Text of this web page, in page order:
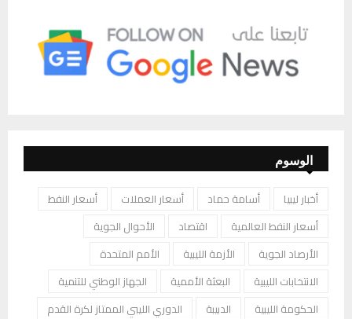
الوسوم
أخبار ليبيا أسامة حماد أسعار العملات
أسعار النفط
أسعار النفط العالمية
اقتصاد
الأحوال الجوية
الأرصاد الجوية
الأزمة الليبية
الأمم المتحدة
الانتخابات الليبية
البعثة الأممية
الجهاز الوطني للتنمية
الحكومة الليبية
الدبيبة
الدوري الليبي الممتاز لكرة القدم